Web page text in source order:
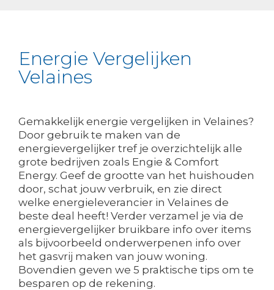
Energie Vergelijken
Velaines
Gemakkelijk energie vergelijken in Velaines?
Door gebruik te maken van de
energievergelijker tref je overzichtelijk alle
grote bedrijven zoals Engie & Comfort
Energy. Geef de grootte van het huishouden
door, schat jouw verbruik, en zie direct
welke energieleverancier in Velaines de
beste deal heeft! Verder verzamel je via de
energievergelijker bruikbare info over items
als bijvoorbeeld onderwerpenen info over
het gasvrij maken van jouw woning.
Bovendien geven we 5 praktische tips om te
besparen op de rekening.